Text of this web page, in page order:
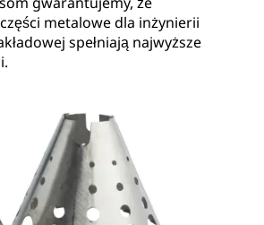
metalowe dla inżynierii
spełniają najwyższe